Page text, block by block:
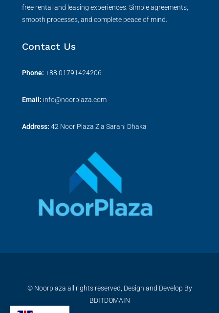
free rental and leasing experiences. Simple agreements,
smooth processes, and complete peace of mind.
Contact Us
Phone: +88 01791424206
Email: info@noorplaza.com
Address: 42 Noor Plaza Zia Sarani Dhaka
© Noorplaza all rights reserved, Design and Develop By
BDITDOMAIN